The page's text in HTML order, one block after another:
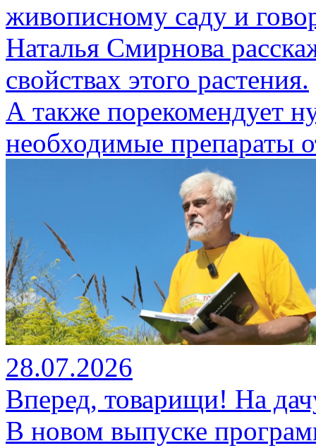
живописному саду и
Наталья Смирнова
свойствах этого растения.
А также порекомендует
необходимые препараты
28.07.2026
Вперед, товарищи! На
В новом выпуске